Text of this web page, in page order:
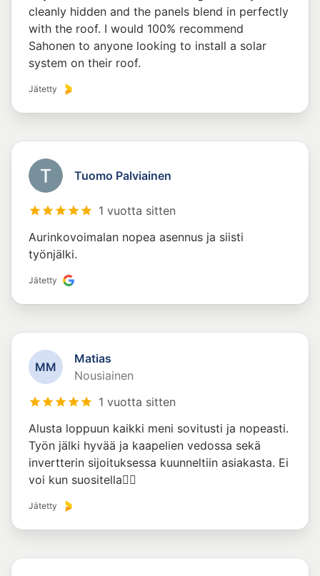
cleanly hidden and the panels blend in perfectly
with the roof. I would 100% recommend
Sahonen to anyone looking to install a solar
system on their roof.
Jätetty
Tuomo Palviainen
1 vuotta sitten
Aurinkovoimalan nopea asennus ja siisti
työnjälki.
Jätetty
MM
Matias
Nousiainen
1 vuotta sitten
Alusta loppuun kaikki meni sovitusti ja nopeasti.
Työn jälki hyvää ja kaapelien vedossa sekä
invertterin sijoituksessa kuunneltiin asiakasta. Ei
voi kun suositella👍🏻
Jätetty